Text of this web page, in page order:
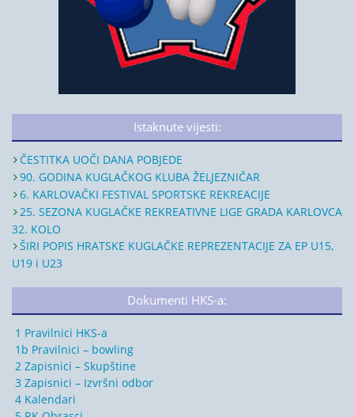
Istaknute vijesti:
ČESTITKA UOČI DANA POBJEDE
90. GODINA KUGLAČKOG KLUBA ŽELJEZNIČAR
6. KARLOVAČKI FESTIVAL SPORTSKE REKREACIJE
25. SEZONA KUGLAČKE REKREATIVNE LIGE GRADA KARLOVCA
32. KOLO
ŠIRI POPIS HRATSKE KUGLAČKE REPREZENTACIJE ZA EP U15,
U19 i U23
Dokumenti HKS-a:
1 Pravilnici HKS-a
1b Pravilnici – bowling
2 Zapisnici – Skupštine
3 Zapisnici – Izvršni odbor
4 Kalendari